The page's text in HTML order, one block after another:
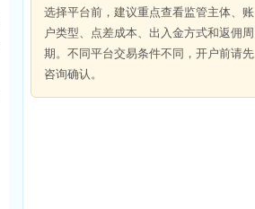
选择平台前，建议重点查看监管主体、账
户类型、点差成本、出入金方式和返佣周
期。不同平台交易条件不同，开户前请先
咨询确认。